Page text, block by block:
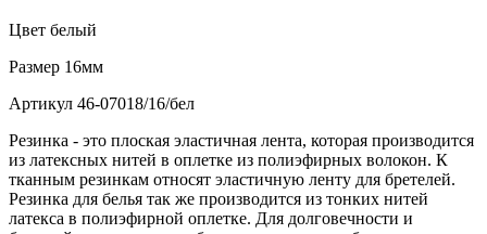
Цвет белый
Размер 16мм
Артикул 46-07018/16/бел
Резинка - это плоская эластичная лента, которая производится
из латексных нитей в оплетке из полиэфирных волокон. К
тканным резинкам относят эластичную ленту для бретелей.
Резинка для белья так же производится из тонких нитей
латекса в полиэфирной оплетке. Для долговечности и